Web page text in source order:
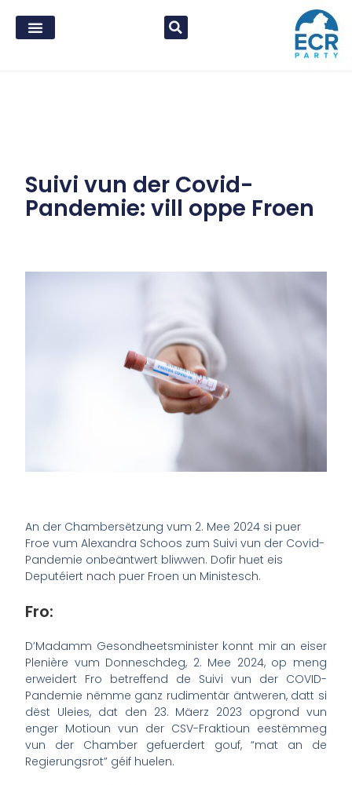
Suivi vun der Covid-
Pandemie: vill oppe Froen
An der Chambersëtzung vum 2. Mee 2024 si puer
Froe vum Alexandra Schoos zum Suivi vun der Covid-
Pandemie onbeäntwert bliwwen. Dofir huet eis
Deputéiert nach puer Froen un Ministesch.
Fro:
D’Madamm Gesondheetsminister konnt mir an eiser
Plenière vum Donneschdeg, 2. Mee 2024, op meng
erweidert Fro betreffend de Suivi vun der COVID-
Pandemie nëmme ganz rudimentär äntweren, datt si
dëst Uleies, dat den 23. Mäerz 2023 opgrond vun
enger Motioun vun der CSV-Fraktioun eestëmmeg
vun der Chamber gefuerdert gouf, “mat an de
Regierungsrot” géif huelen.